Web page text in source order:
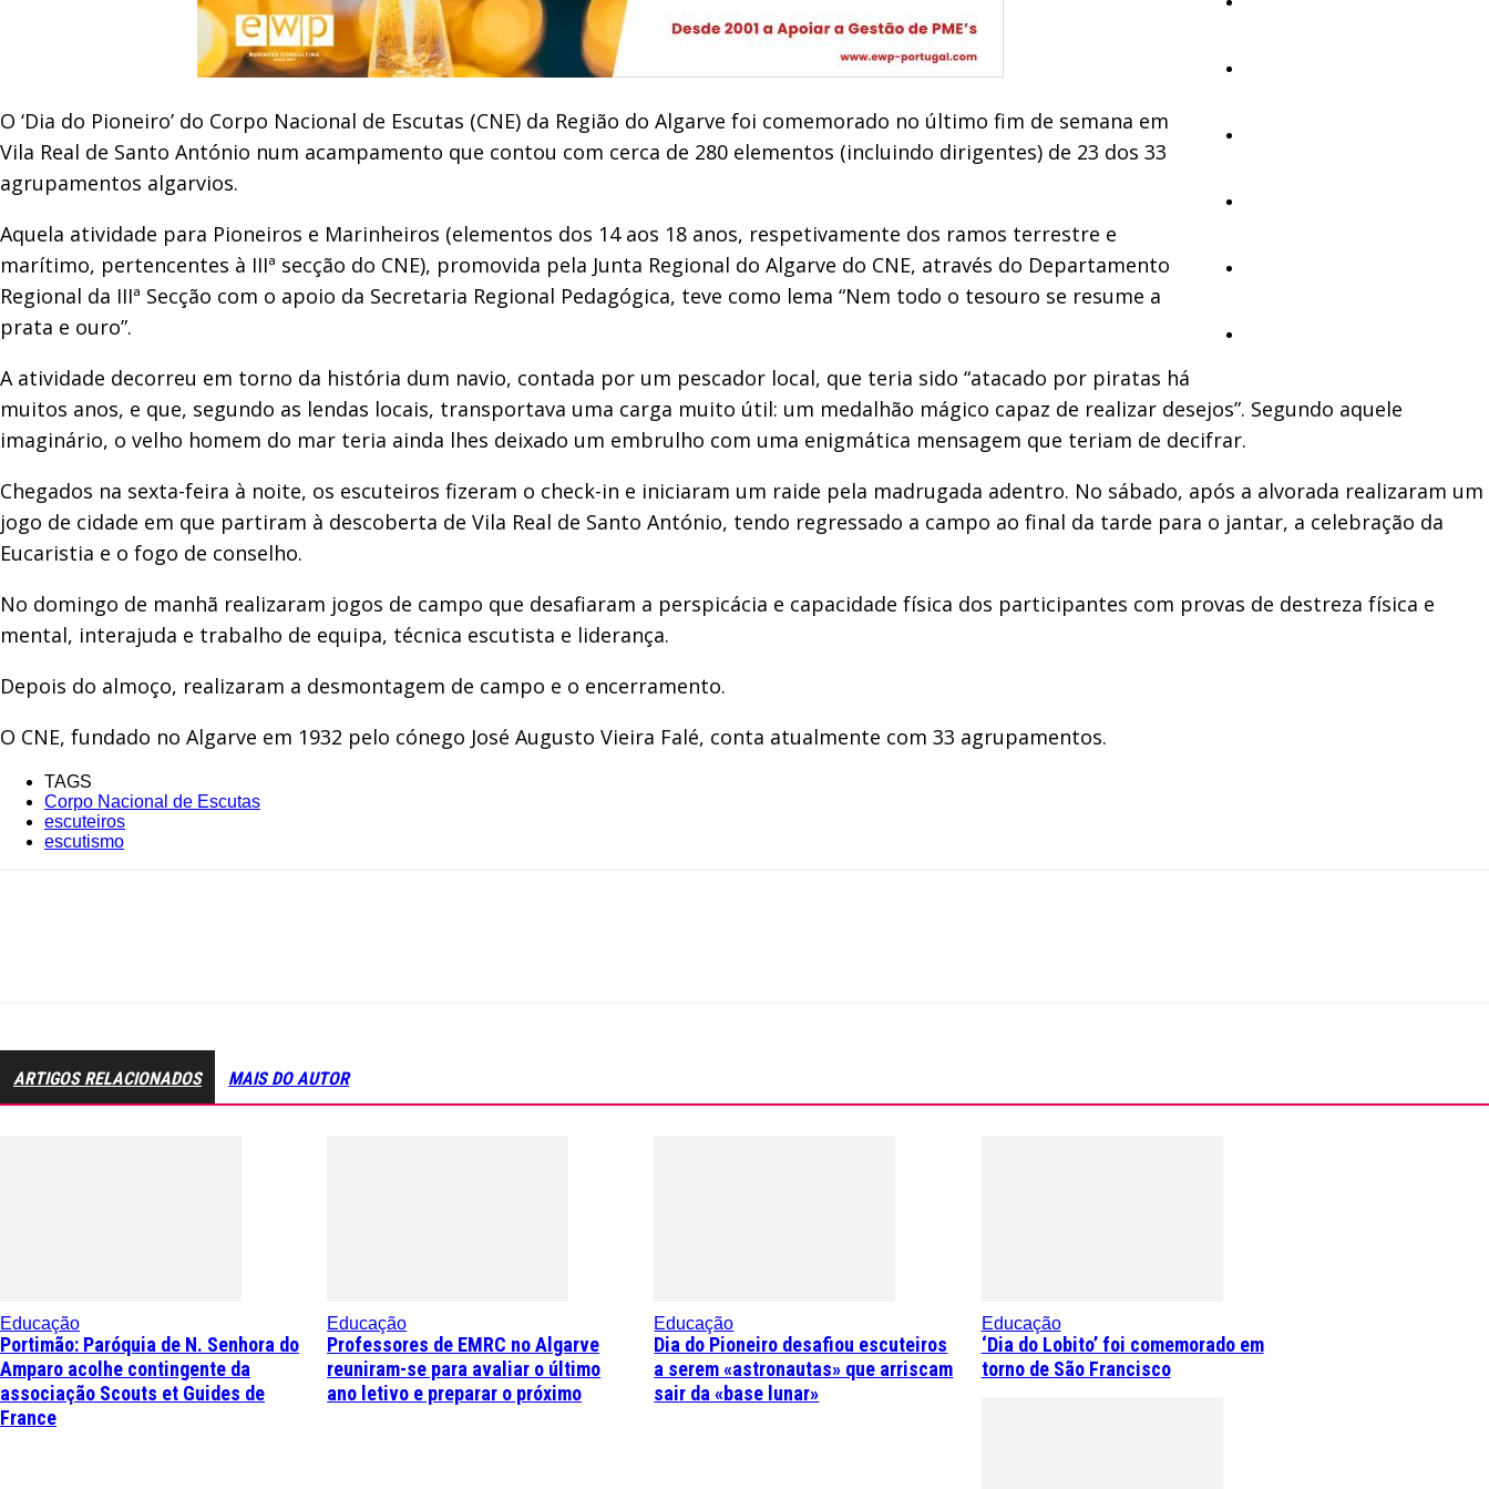
O ‘Dia do Pioneiro’ do Corpo Nacional de Escutas (CNE) da Região do Algarve foi comemorado no último fim de semana em
Vila Real de Santo António num acampamento que contou com cerca de 280 elementos (incluindo dirigentes) de 23 dos 33
agrupamentos algarvios.
Aquela atividade para Pioneiros e Marinheiros (elementos dos 14 aos 18 anos, respetivamente dos ramos terrestre e
marítimo, pertencentes à IIIª secção do CNE), promovida pela Junta Regional do Algarve do CNE, através do Departamento
Regional da IIIª Secção com o apoio da Secretaria Regional Pedagógica, teve como lema “Nem todo o tesouro se resume a
prata e ouro”.
A atividade decorreu em torno da história dum navio, contada por um pescador local, que teria sido “atacado por piratas há
muitos anos, e que, segundo as lendas locais, transportava uma carga muito útil: um medalhão mágico capaz de realizar desejos”. Segundo aquele
imaginário, o velho homem do mar teria ainda lhes deixado um embrulho com uma enigmática mensagem que teriam de decifrar.
Chegados na sexta-feira à noite, os escuteiros fizeram o check-in e iniciaram um raide pela madrugada adentro. No sábado, após a alvorada realizaram um
jogo de cidade em que partiram à descoberta de Vila Real de Santo António, tendo regressado a campo ao final da tarde para o jantar, a celebração da
Eucaristia e o fogo de conselho.
No domingo de manhã realizaram jogos de campo que desafiaram a perspicácia e capacidade física dos participantes com provas de destreza física e
mental, interajuda e trabalho de equipa, técnica escutista e liderança.
Depois do almoço, realizaram a desmontagem de campo e o encerramento.
O CNE, fundado no Algarve em 1932 pelo cónego José Augusto Vieira Falé, conta atualmente com 33 agrupamentos.
TAGS
Corpo Nacional de Escutas
escuteiros
escutismo
ARTIGOS RELACIONADOS MAIS DO AUTOR
Educação
Portimão: Paróquia de N. Senhora do
Amparo acolhe contingente da
associação Scouts et Guides de
France
Educação
Professores de EMRC no Algarve
reuniram-se para avaliar o último
ano letivo e preparar o próximo
Educação
Dia do Pioneiro desafiou escuteiros
a serem «astronautas» que arriscam
sair da «base lunar»
Educação
‘Dia do Lobito’ foi comemorado em
torno de São Francisco